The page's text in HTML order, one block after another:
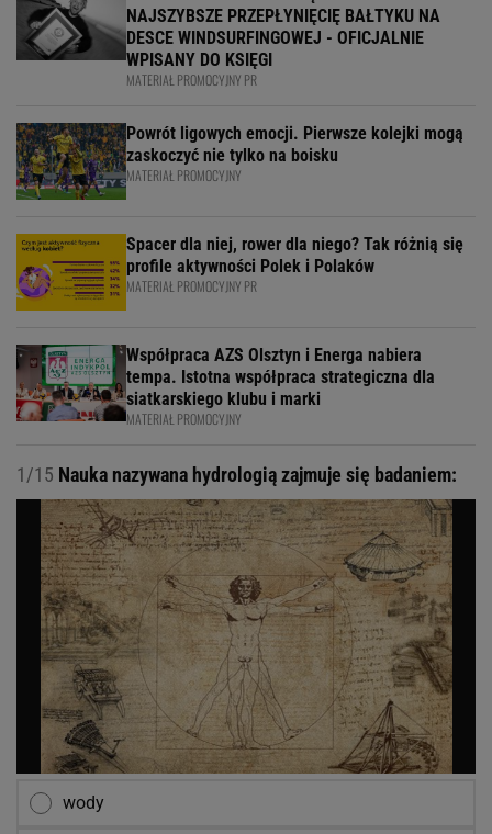
NAJSZYBSZE PRZEPŁYNIĘCIĘ BAŁTYKU NA
DESCE WINDSURFINGOWEJ - OFICJALNIE
WPISANY DO KSIĘGI
MATERIAŁ PROMOCYJNY PR
Powrót ligowych emocji. Pierwsze kolejki mogą
zaskoczyć nie tylko na boisku
MATERIAŁ PROMOCYJNY
Spacer dla niej, rower dla niego? Tak różnią się
profile aktywności Polek i Polaków
MATERIAŁ PROMOCYJNY PR
Współpraca AZS Olsztyn i Energa nabiera
tempa. Istotna współpraca strategiczna dla
siatkarskiego klubu i marki
MATERIAŁ PROMOCYJNY
1/15 Nauka nazywana hydrologią zajmuje się badaniem:
wody